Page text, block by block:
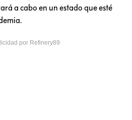
a cabo en un estado que esté
por Refinery89